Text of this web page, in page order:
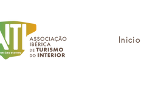
Inicio